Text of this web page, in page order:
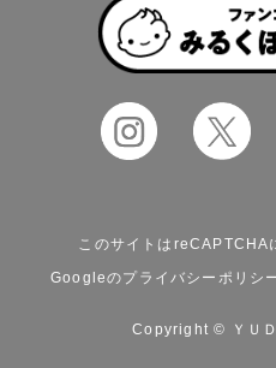
このサイトはreCAPTCHA
Googleのプライバシーポリシ
Copyright © ＹＵ